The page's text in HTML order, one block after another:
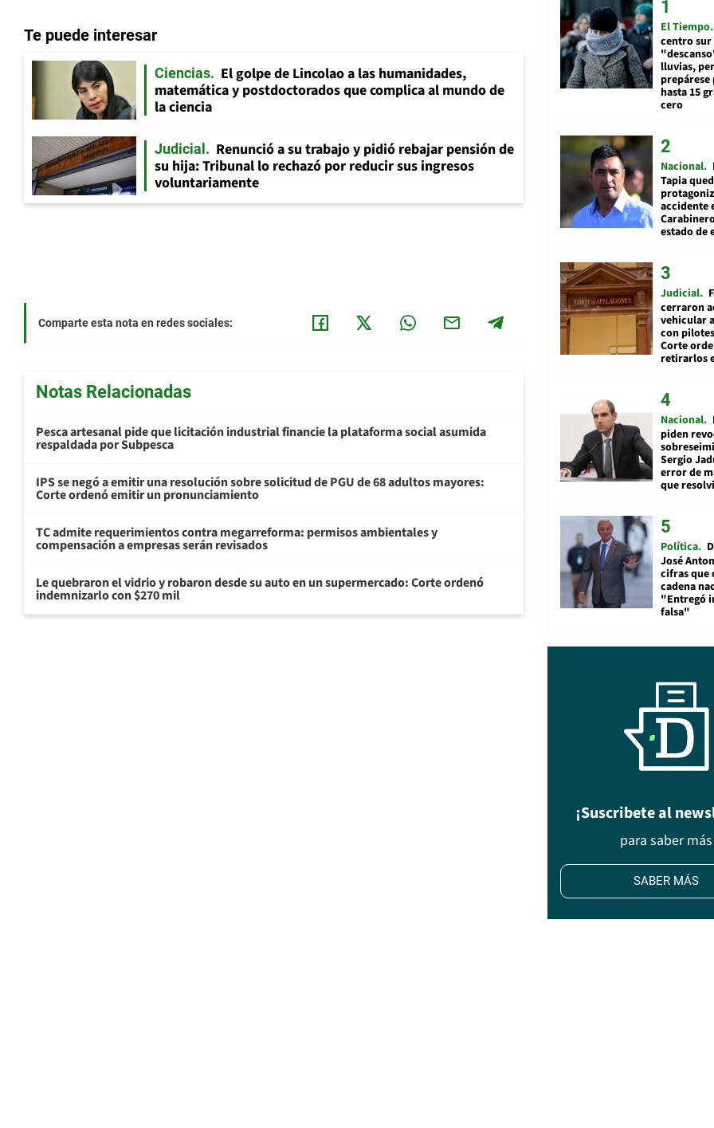
Te puede interesar
Ciencias
El golpe de Lincolao a las humanidades,
matemática y postdoctorados que complica al mundo de
la ciencia
Judicial
Renunció a su trabajo y pidió rebajar pensión de
su hija: Tribunal lo rechazó por reducir sus ingresos
voluntariamente
Comparte esta nota en redes sociales:
Notas Relacionadas
Pesca artesanal pide que licitación industrial financie la plataforma social asumida
respaldada por Subpesca
IPS se negó a emitir una resolución sobre solicitud de PGU de 68 adultos mayores:
Corte ordenó emitir un pronunciamiento
TC admite requerimientos contra megarreforma: permisos ambientales y
compensación a empresas serán revisados
Le quebraron el vidrio y robaron desde su auto en un supermercado: Corte ordenó
indemnizarlo con $270 mil
El Tiempo
centro
lluvias,
hasta 15
cero
Nacional
Tapia
accidente
estado de
Judicial
cerraron
vehicular
con
Corte
retirarlos
Nacional
piden
Sergio
error de
que
Política
José
cifras que
cadena
"Entregó
falsa"
¡Suscribete al
para saber más
SABER MÁS